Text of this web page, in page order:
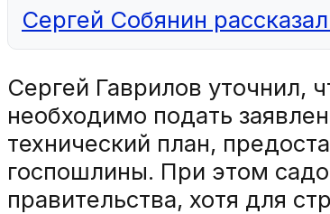
Сергей Собянин
Сергей Гаврилов уточнил,
необходимо подать
технический план,
госпошлины. При этом
правительства, хотя для